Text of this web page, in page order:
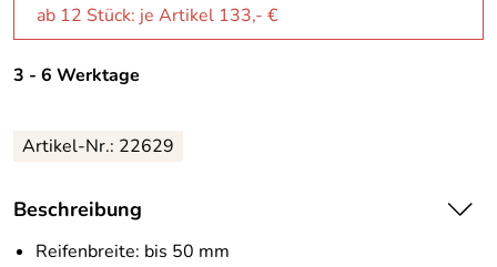
ab 12 Stück: je Artikel 133,- €
3 - 6 Werktage
Artikel-Nr.: 22629
Beschreibung
Reifenbreite: bis 50 mm